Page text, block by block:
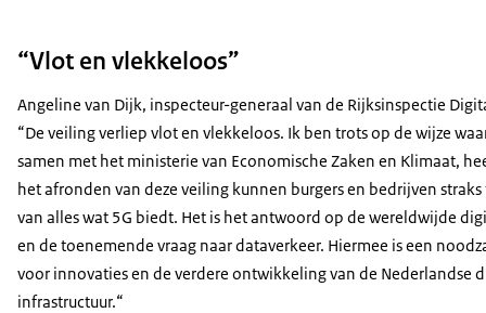
“Vlot en vlekkeloos”
Angeline van Dijk, inspecteur-generaal van de Rijksinspectie
“De veiling verliep vlot en vlekkeloos. Ik ben trots op de wijze
samen met het ministerie van Economische Zaken en Klimaat,
het afronden van deze veiling kunnen burgers en bedrijven
van alles wat 5G biedt. Het is het antwoord op de wereldwijde
en de toenemende vraag naar dataverkeer. Hiermee is een
voor innovaties en de verdere ontwikkeling van de Nederlandse
infrastructuur.“